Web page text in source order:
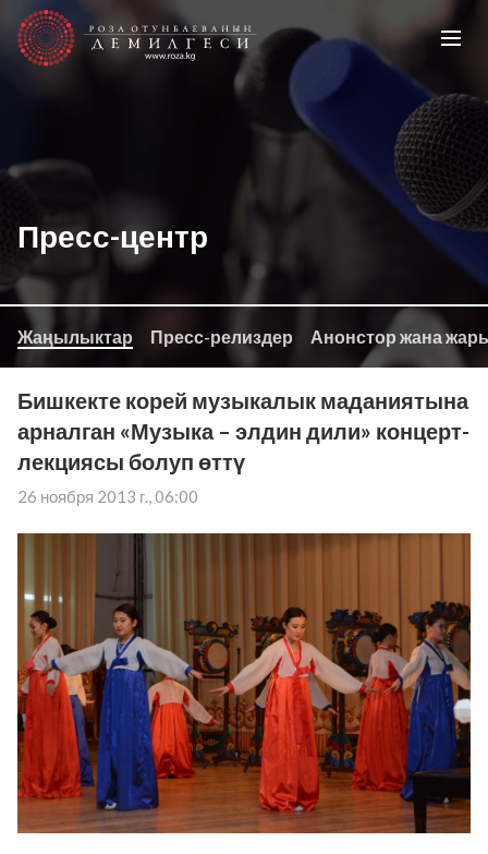
Пресс-центр
Жаңылыктар Пресс-релиздер Анонстор жана
Бишкекте корей музыкалык маданиятына
арналган «Музыка – элдин дили» концерт-
лекциясы болуп өттү
26 ноября 2013 г., 06:00